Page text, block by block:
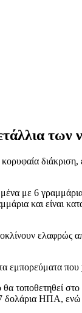
των
με 6
και είναι
τοποθετηθεί
ΗΠΑ, ενώ